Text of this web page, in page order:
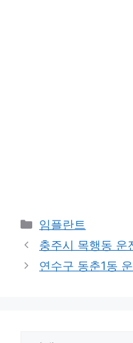
카
테
고
리
임플란트
충주시 목행동 운
연수구 동춘1동